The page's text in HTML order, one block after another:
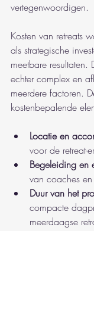
vertegenwoordigen.
Kosten van retreats
als strategische
meetbare resultaten.
echter complex en
meerdere factoren.
kostenbepalende
Locatie en
voor de retreat-
Begeleiding en
van coaches en
Duur van het
compacte
meerdaagse